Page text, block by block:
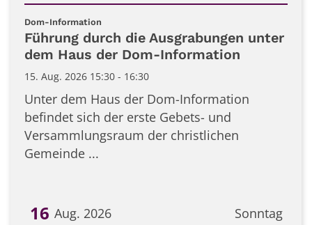
Datum: 15. August 2026
Dom-Information
Führung durch die Ausgrabungen unter
dem Haus der Dom-Information
15. Aug. 2026 15:30 - 16:30
Unter dem Haus der Dom-Information
befindet sich der erste Gebets- und
Versammlungsraum der christlichen
Gemeinde ...
Sonntag
16 Aug. 2026